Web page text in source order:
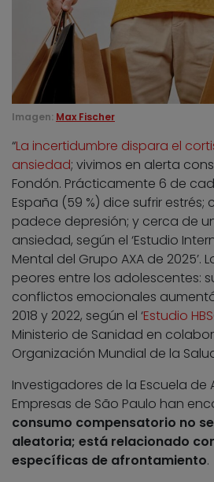
Imagen: Max Fischer
“La incertidumbre dispara el
ansiedad; vivimos en alerta
Fondón. Prácticamente 6 de
España (59 %) dice sufrir estrés;
padece depresión; y cerca de
ansiedad, según el ‘Estudio
Mental del Grupo AXA de 2025’.
peores entre los adolescentes:
conflictos emocionales
2018 y 2022, según el ‘Estudio
Ministerio de Sanidad en
Organización Mundial de la
Investigadores de la Escuela de
Empresas de São Paulo han
consumo compensatorio no
aleatoria; está relacionado
específicas de afrontamiento.